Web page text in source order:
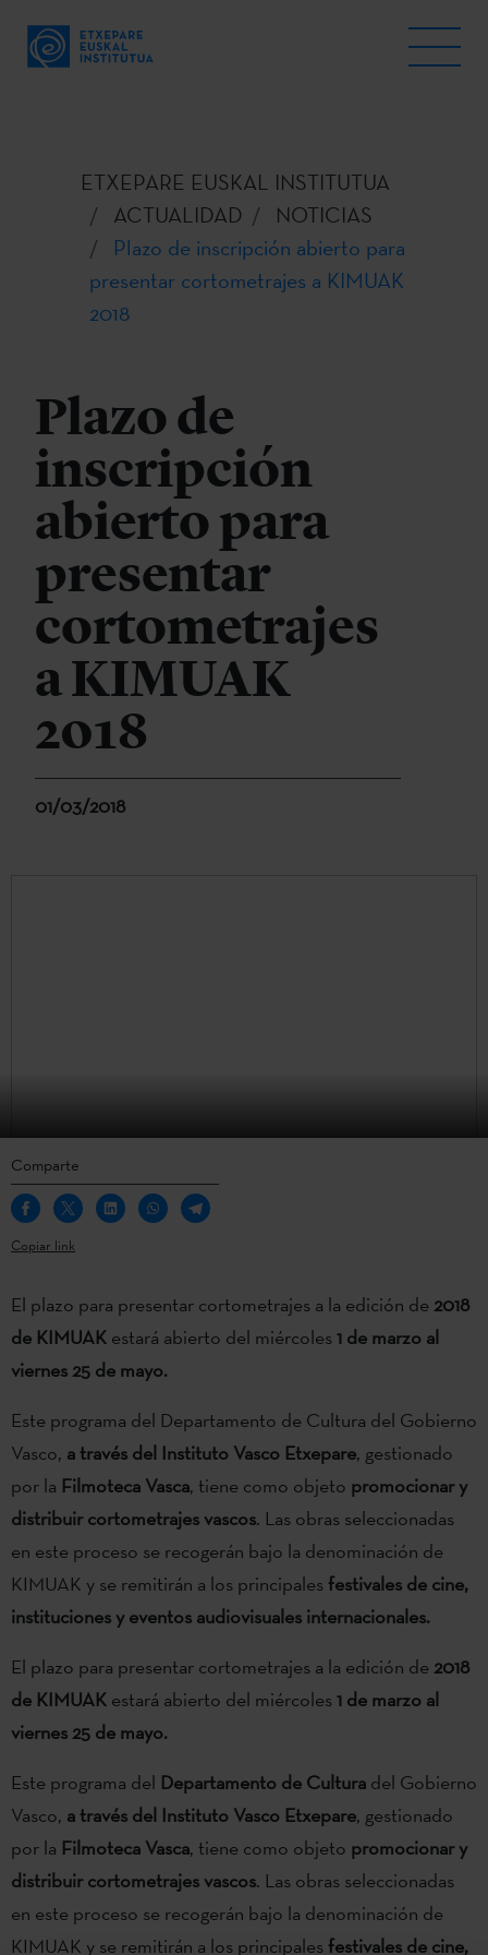
ETXEPARE EUSKAL INSTITUTUA
ACTUALIDAD
NOTICIAS
Plazo de inscripción abierto para
presentar cortometrajes a KIMUAK
2018
Plazo de
inscripción
abierto para
presentar
cortometrajes
a KIMUAK
2018
01/03/2018
Comparte
Copiar link
El plazo para presentar cortometrajes a la edición de2018
de KIMUAK estará abierto del miércoles1 de marzo al
viernes 25 de mayo.
Este programa del Departamento de Cultura del Gobierno
Vasco, a través del Instituto Vasco Etxepare, gestionado
por la Filmoteca Vasca, tiene como objeto promocionar y
distribuir cortometrajes vascos. Las obras seleccionadas
en este proceso se recogerán bajo la denominación de
KIMUAK y se remitirán a los principales festivales de cine,
instituciones y eventos audiovisuales internacionales.
El plazo para presentar cortometrajes a la edición de2018
de KIMUAK estará abierto del miércoles1 de marzo al
viernes 25 de mayo.
Este programa del Departamento de Cultura del Gobierno
Vasco, a través del Instituto Vasco Etxepare, gestionado
por la Filmoteca Vasca, tiene como objeto promocionar y
distribuir cortometrajes vascos. Las obras seleccionadas
en este proceso se recogerán bajo la denominación de
KIMUAK y se remitirán a los principales festivales de cine,